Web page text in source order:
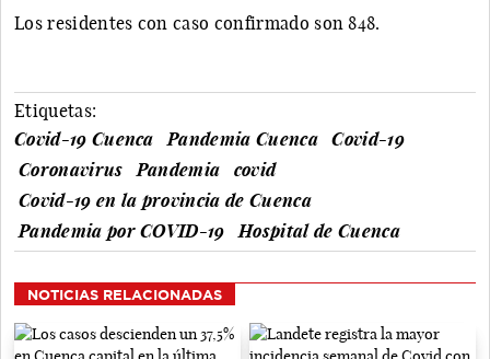
Los residentes con caso confirmado son 848.
Etiquetas:
Covid-19 Cuenca
Pandemia Cuenca
Covid-19
Coronavirus
Pandemia
covid
Covid-19 en la provincia de Cuenca
Pandemia por COVID-19
Hospital de Cuenca
NOTICIAS RELACIONADAS